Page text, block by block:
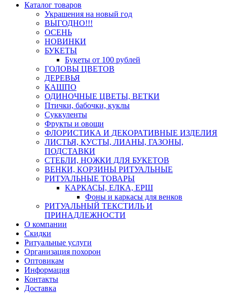
Каталог товаров
Украшения на новый год
ВЫГОДНО!!!
ОСЕНЬ
НОВИНКИ
БУКЕТЫ
Букеты от 100 рублей
ГОЛОВЫ ЦВЕТОВ
ДЕРЕВЬЯ
КАШПО
ОДИНОЧНЫЕ ЦВЕТЫ, ВЕТКИ
Птички, бабочки, куклы
Суккуленты
Фрукты и овощи
ФЛОРИСТИКА И ДЕКОРАТИВНЫЕ ИЗДЕЛИЯ
ЛИСТЬЯ, КУСТЫ, ЛИАНЫ, ГАЗОНЫ,
ПОДСТАВКИ
СТЕБЛИ, НОЖКИ ДЛЯ БУКЕТОВ
ВЕНКИ, КОРЗИНЫ РИТУАЛЬНЫЕ
РИТУАЛЬНЫЕ ТОВАРЫ
КАРКАСЫ, ЕЛКА, ЕРШ
Фоны и каркасы для венков
РИТУАЛЬНЫЙ ТЕКСТИЛЬ И
ПРИНАДЛЕЖНОСТИ
О компании
Скидки
Ритуальные услуги
Организация похорон
Оптовикам
Информация
Контакты
Доставка